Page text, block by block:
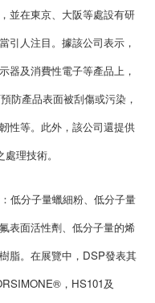
並在東京、大阪等處設有研
引人注目。據該公司表示，
器及消費性電子等產品上，
防產品表面被刮傷或污染，
性等。此外，該公司還提供
理技術。
低分子量蠟細粉、低分子量
表面活性劑、低分子量的烯
脂。在展覽中，DSP發表其
，HS101及